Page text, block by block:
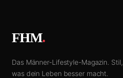
FHM.
Das Männer-Lifestyle-Magazin.
was dein Leben besser macht.